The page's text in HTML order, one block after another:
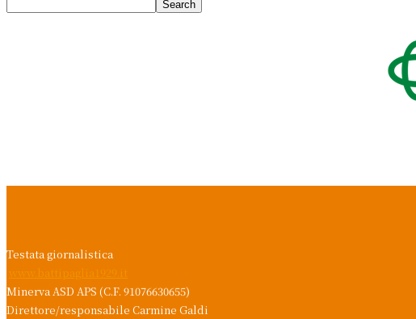
Testata giornalistica
Minerva ASD APS (C.F. 91076630655)
Direttore/responsabile Carmine Galdi